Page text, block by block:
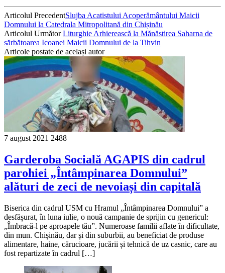
Articolul PrecedentSlujba Acatistului Acoperământului Maicii
Domnului la Catedrala Mitropolitană din Chișinău
Articolul UrmătorLiturghie Arhierească la Mănăstirea Saharna de
sărbătoarea Icoanei Maicii Domnului de la Tihvin
Articole postate de același autor
7 august 2021 2488
Garderoba Socială AGAPIS din cadrul
parohiei „Întâmpinarea Domnului”
alături de zeci de nevoiași din capitală
Biserica din cadrul USM cu Hramul „Întâmpinarea Domnului” a
desfășurat, în luna iulie, o nouă campanie de sprijin cu genericul:
„Îmbracă-l pe aproapele tău”. Numeroase familii aflate în dificultate,
din mun. Chișinău, dar și din suburbii, au beneficiat de produse
alimentare, haine, cărucioare, jucării și tehnică de uz casnic, care au
fost repartizate în cadrul […]